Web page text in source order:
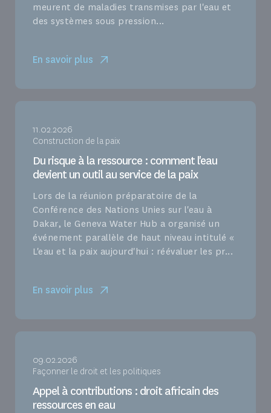
meurent de maladies transmises par l'eau et
des systèmes sous pression...
En savoir plus
11.02.2026
Construction de la paix
Du risque à la ressource : comment l'eau
devient un outil au service de la paix
Lors de la réunion préparatoire de la
Conférence des Nations Unies sur l'eau à
Dakar, le Geneva Water Hub a organisé un
événement parallèle de haut niveau intitulé «
L'eau et la paix aujourd'hui : réévaluer les pr...
En savoir plus
09.02.2026
Façonner le droit et les politiques
Appel à contributions : droit africain des
ressources en eau